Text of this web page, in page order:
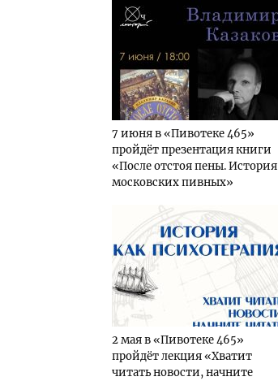
7 июня в «Пивотеке 465»
пройдёт презентация книги
«После отстоя пены. История
московских пивных»
2 мая в «Пивотеке 465»
пройдёт лекция «Хватит
читать новости, начните